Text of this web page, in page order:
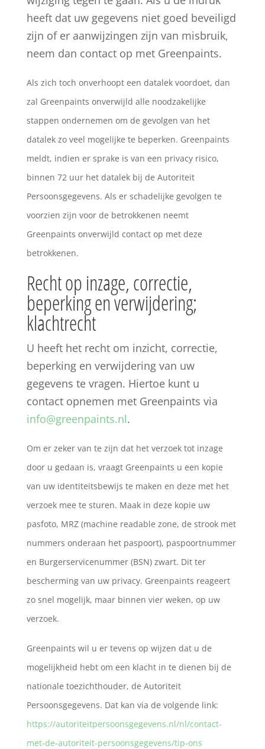
heeft dat uw gegevens niet goed beveiligd
zijn of er aanwijzingen zijn van misbruik,
neem dan contact op met Greenpaints.
Als zich toch onverhoopt een datalek voordoet, dan
zal Greenpaints onverwijld alle noodzakelijke
stappen ondernemen om de gevolgen van het
datalek zo veel mogelijke te beperken. Greenpaints
meldt, indien er sprake is van een privacy risico,
binnen 72 uur het datalek bij de Autoriteit
Persoonsgegevens. Als er schadelijke gevolgen te
voorzien zijn voor de betrokkenen neemt
Greenpaints onverwijld contact op met deze
betrokkenen.
Recht op inzage, correctie,
beperking en verwijdering;
klachtrecht
U heeft het recht om inzicht, correctie,
beperking en verwijdering van uw
gegevens te vragen. Hiertoe kunt u
contact opnemen met Greenpaints via
info@greenpaints.nl.
Om er zeker van te zijn dat het verzoek tot inzage
door u gedaan is, vraagt Greenpaints u een kopie
van uw identiteitsbewijs te maken en deze met het
verzoek mee te sturen. Maak in deze kopie uw
pasfoto, MRZ (machine readable zone, de strook met
nummers onderaan het paspoort), paspoortnummer
en Burgerservicenummer (BSN) zwart. Dit ter
bescherming van uw privacy. Greenpaints reageert
zo snel mogelijk, maar binnen vier weken, op uw
verzoek.
Greenpaints wil u er tevens op wijzen dat u de
mogelijkheid hebt om een klacht in te dienen bij de
nationale toezichthouder, de Autoriteit
Persoonsgegevens. Dat kan via de volgende link:
https://autoriteitpersoonsgegevens.nl/nl/contact-
met-de-autoriteit-persoonsgegevens/tip-ons